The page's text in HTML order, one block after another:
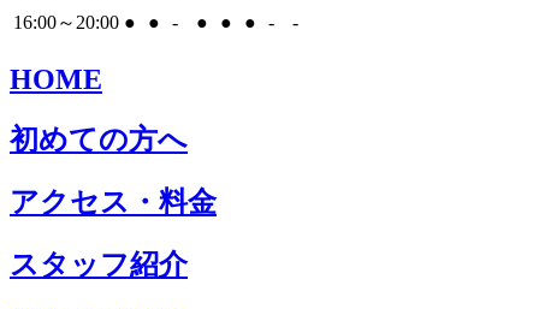
16:00～20:00 ● ● - ● ● ● - -
HOME
初めての方へ
アクセス・料金
スタッフ紹介